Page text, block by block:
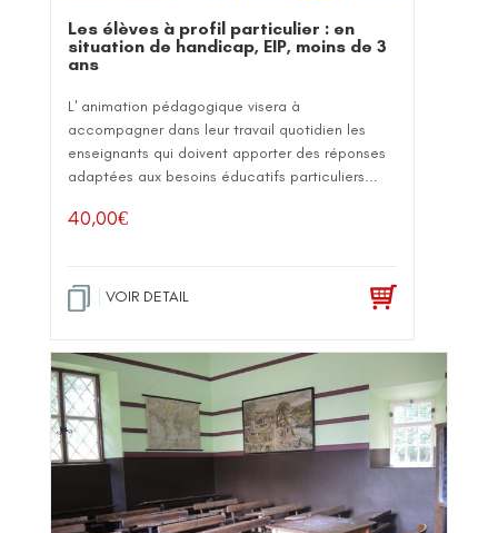
Les élèves à profil particulier : en
situation de handicap, EIP, moins de 3
ans
L' animation pédagogique visera à
accompagner dans leur travail quotidien les
enseignants qui doivent apporter des réponses
adaptées aux besoins éducatifs particuliers...
40,00€
VOIR DETAIL